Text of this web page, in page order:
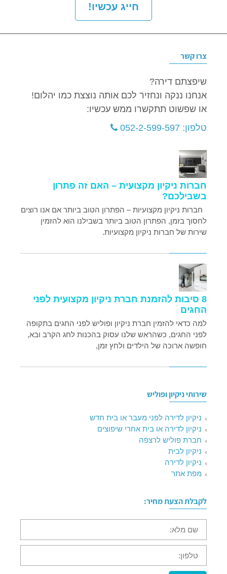
חייג עכשיו!
צרו קשר
שיפצתם דירה?
אנחנו ננקה ונחזיר לכם אותה נוצצת כמו יהלום!
או שפשוט תתקשרו ממש עכשיו:
טלפון: 052-2-599-597
חברות ניקיון מקצועית – האם זה פתרון
בשבילכם?
חברות ניקיון מקצועיות – הפתרון הטוב ביותר אם אנו רוצים
לחסוך בזמן, הפתרון הטוב ביותר בשבילנו הוא להזמין
שירות של חברות ניקיון מקצועיות.
8 סיבות להזמנת חברת ניקיון מקצועית לפני
החגים
למה כדאי להזמין חברת ניקיון ופוליש לפני החגים בתקופה
לפני החגים, כשהראש שלנו עסוק בהכנות לחג הקרב ובא,
חופשה ארוכה של הילדים ולחץ זמן,
שירותי ניקיון ופוליש
ניקיון לדירה לפני מעבר או בית חדש
ניקיון לדירה או בית אחרי שיפוצים
חברת פוליש לרצפה
ניקיון לבית
ניקיון לדירה
מפת אתר
לקבלת הצעת מחיר:
שם
מלא:
טלפון: